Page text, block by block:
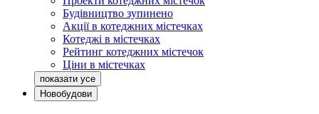
Будівництво зупинено
Акції в котеджних містечках
Котеджі в містечках
Рейтинг котеджних містечок
Ціни в містечках
Новобудови